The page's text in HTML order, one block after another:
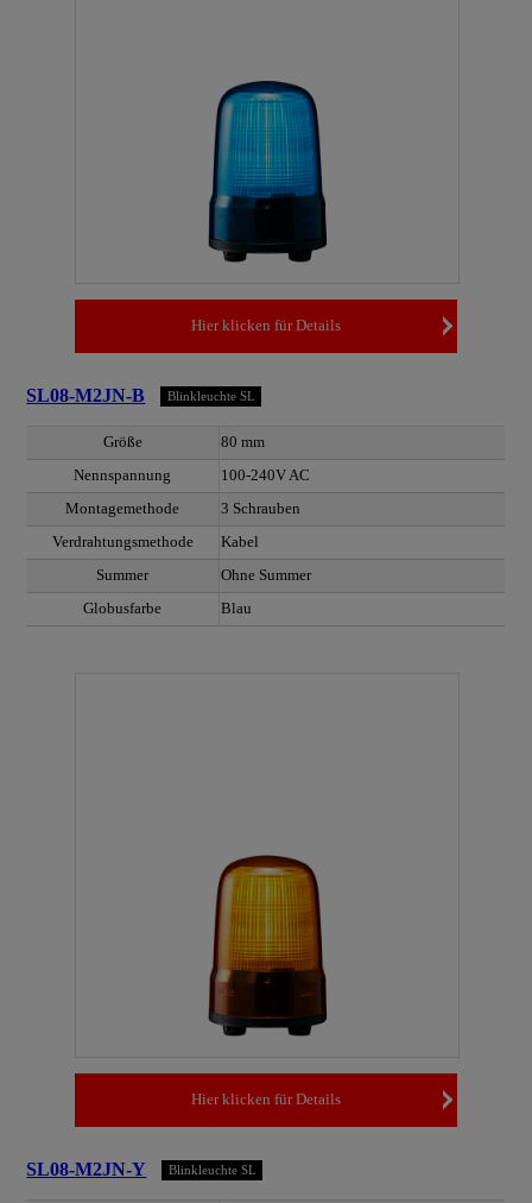
Hier klicken für Details
SL08-M2JN-B Blinkleuchte SL
Größe
80 mm
Nennspannung
100-240V AC
Montagemethode
3 Schrauben
Verdrahtungsmethode
Kabel
Summer
Ohne Summer
Globusfarbe
Blau
Hier klicken für Details
SL08-M2JN-Y Blinkleuchte SL